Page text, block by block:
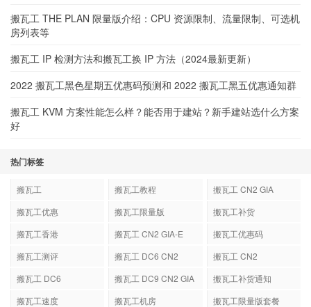
搬瓦工 THE PLAN 限量版介绍：CPU 资源限制、流量限制、可选机
房列表等
搬瓦工 IP 检测方法和搬瓦工换 IP 方法（2024最新更新）
2022 搬瓦工黑色星期五优惠码预测和 2022 搬瓦工黑五优惠通知群
搬瓦工 KVM 方案性能怎么样？能否用于建站？新手建站选什么方案
好
热门标签
搬瓦工 搬瓦工教程
搬瓦工 CN2 GIA
搬瓦工优惠
搬瓦工限量版
搬瓦工补货
搬瓦工香港
搬瓦工 CN2 GIA-E
搬瓦工优惠码
搬瓦工测评
搬瓦工 DC6 CN2
搬瓦工 CN2
搬瓦工 DC6
搬瓦工 DC9 CN2 GIA
搬瓦工补货通知
搬瓦工速度
搬瓦工机房
搬瓦工限量版套餐